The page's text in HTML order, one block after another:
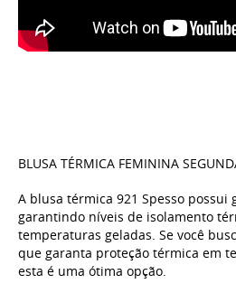
BLUSA TÉRMICA FEMININA
A blusa térmica 921 Spesso
garantindo níveis de isolamento
temperaturas geladas. Se você
que garanta proteção térmica em
esta é uma ótima opção.